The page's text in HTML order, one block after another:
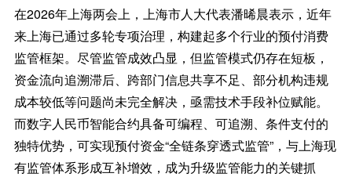
在2026年上海两会上，上海市人大代表潘晞晨表示，近年
来上海已通过多轮专项治理，构建起多个行业的预付消费
监管框架。尽管监管成效凸显，但监管模式仍存在短板，
资金流向追溯滞后、跨部门信息共享不足、部分机构违规
成本较低等问题尚未完全解决，亟需技术手段补位赋能。
而数字人民币智能合约具备可编程、可追溯、条件支付的
独特优势，可实现预付资金“全链条穿透式监管”，与上海现
有监管体系形成互补增效，成为升级监管能力的关键抓